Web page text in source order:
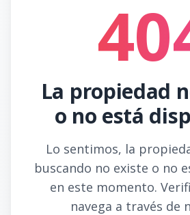
La propiedad
o no está
Lo sentimos, la
buscando no existe o no
en este momento.
navega a través de